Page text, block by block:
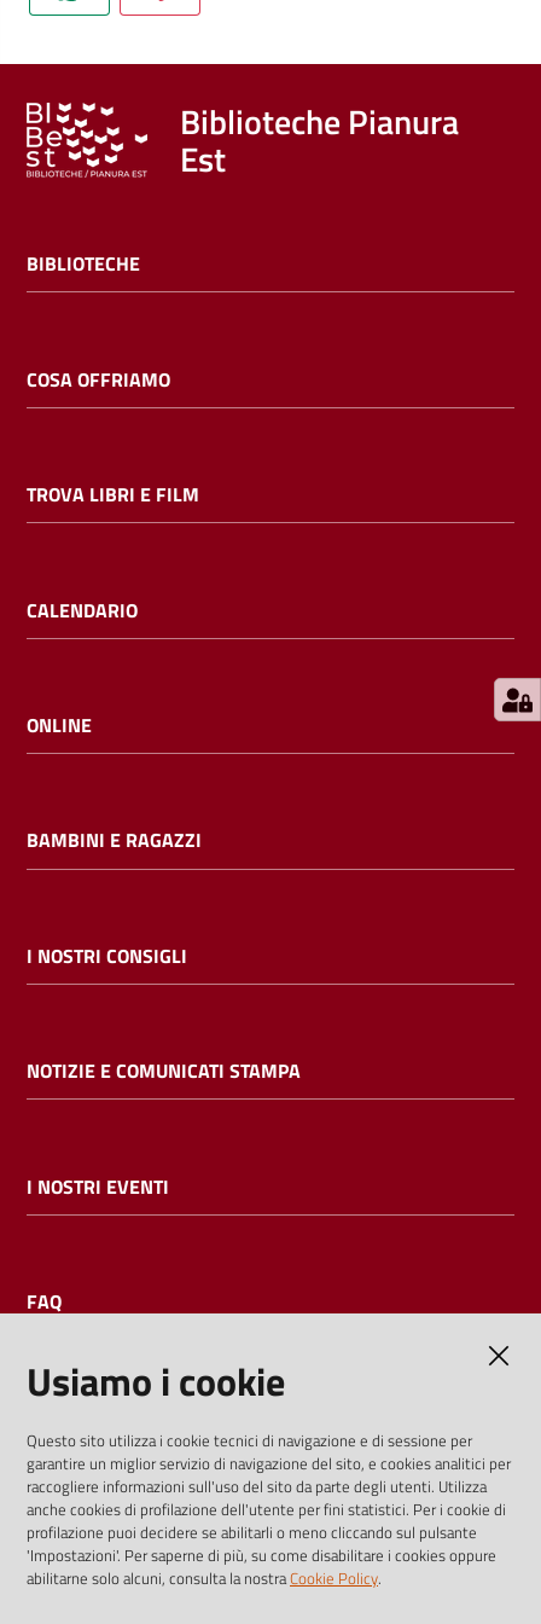
e
Calendario
Online
ragazzi
i
l
Cerca nei
cataloghi
Chiedi al
Biblioteche Pianura
Est
BIBLIOTECHE
COSA OFFRIAMO
TROVA LIBRI E FILM
CALENDARIO
ONLINE
BAMBINI E RAGAZZI
I NOSTRI CONSIGLI
NOTIZIE E COMUNICATI STAMPA
I NOSTRI EVENTI
FAQ
I dati personali pubblicati sono riutilizzabili solo alle condizioni
previste dalla direttiva comunitaria 2003/98/CE e dal d.lgs.
36/2006
Usiamo i cookie
Questo sito utilizza i cookie tecnici di navigazione e di sessione per
garantire un miglior servizio di navigazione del sito, e cookies analitici per
raccogliere informazioni sull'uso del sito da parte degli utenti. Utilizza
anche cookies di profilazione dell'utente per fini statistici. Per i cookie di
profilazione puoi decidere se abilitarli o meno cliccando sul pulsante
'Impostazioni'. Per saperne di più, su come disabilitare i cookies oppure
abilitarne solo alcuni, consulta la nostraCookie Policy.